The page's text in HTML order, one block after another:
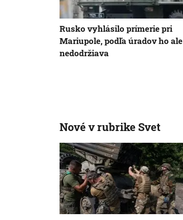
Rusko vyhlásilo prímerie pri
Mariupole, podľa úradov ho ale
nedodržiava
Nové v rubrike Svet